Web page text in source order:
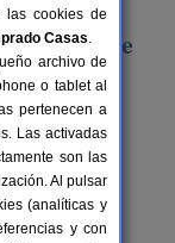
de
las cookies de
Casas.
archivo de
o tablet al
pertenecen a
Las activadas
son las
Al pulsar
(analíticas y
y con